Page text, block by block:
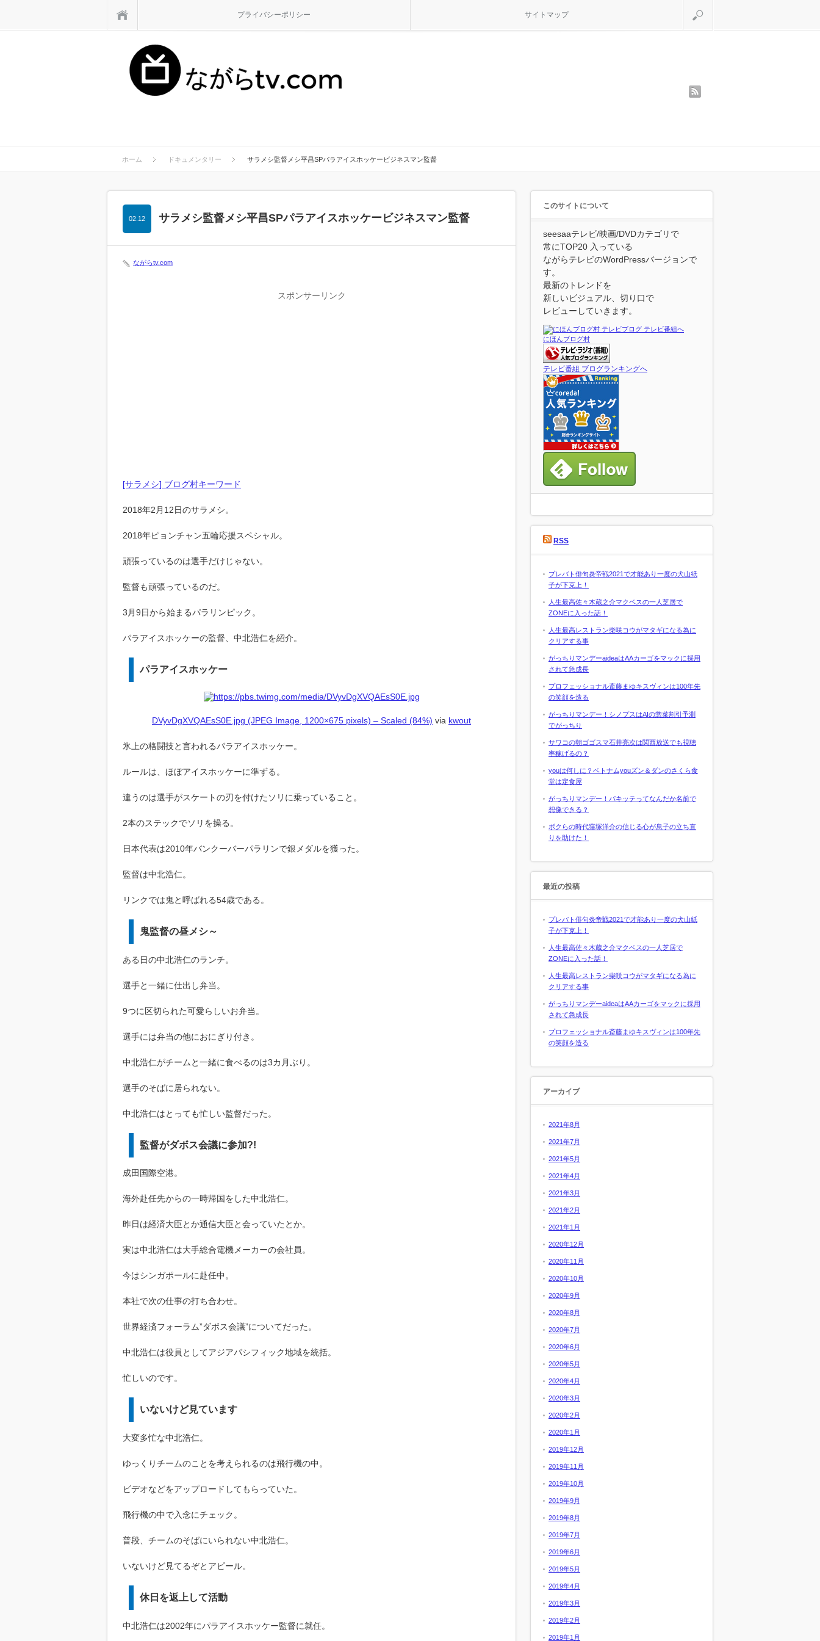
プライバシーポリシー サイトマップ
ホーム ドキュメンタリー サラメシ監督メシ平昌SPパラアイスホッケービジネスマン監督
サラメシ監督メシ平昌SPパラアイスホッケービジネスマン監督
02.12
ながらtv.com
スポンサーリンク
[サラメシ] ブログ村キーワード
2018年2月12日のサラメシ。
2018年ピョンチャン五輪応援スペシャル。
頑張っているのは選手だけじゃない。
監督も頑張っているのだ。
3月9日から始まるパラリンピック。
パラアイスホッケーの監督、中北浩仁を紹介。
パラアイスホッケー
DVyvDgXVQAEsS0E.jpg (JPEG Image, 1200×675 pixels) – Scaled (84%) via kwout
氷上の格闘技と言われるパラアイスホッケー。
ルールは、ほぼアイスホッケーに準ずる。
違うのは選手がスケートの刃を付けたソリに乗っていること。
2本のステックでソリを操る。
日本代表は2010年バンクーバーパラリンで銀メダルを獲った。
監督は中北浩仁。
リンクでは鬼と呼ばれる54歳である。
鬼監督の昼メシ～
ある日の中北浩仁のランチ。
選手と一緒に仕出し弁当。
9つに区切られた可愛らしいお弁当。
選手には弁当の他におにぎり付き。
中北浩仁がチームと一緒に食べるのは3カ月ぶり。
選手のそばに居られない。
中北浩仁はとっても忙しい監督だった。
監督がダボス会議に参加?!
成田国際空港。
海外赴任先からの一時帰国をした中北浩仁。
昨日は経済大臣とか通信大臣と会っていたとか。
実は中北浩仁は大手総合電機メーカーの会社員。
今はシンガポールに赴任中。
本社で次の仕事の打ち合わせ。
世界経済フォーラム”ダボス会議”についてだった。
中北浩仁は役員としてアジアパシフィック地域を統括。
忙しいのです。
いないけど見ています
大変多忙な中北浩仁。
ゆっくりチームのことを考えられるのは飛行機の中。
ビデオなどをアップロードしてもらっていた。
飛行機の中で入念にチェック。
普段、チームのそばにいられない中北浩仁。
いないけど見てるぞとアピール。
休日を返上して活動
中北浩仁は2002年にパラアイスホッケー監督に就任。
このサイトについて
seesaaテレビ/映画/DVDカテゴリで
常にTOP20 入っている
ながらテレビのWordPressバージョンで
す。
最新のトレンドを
新しいビジュアル、切り口で
レビューしていきます。
にほんブログ村
テレビ番組 ブログランキングへ
RSS
プレバト俳句炎帝戦2021で才能あり一度の犬山紙
子が下克上！
人生最高佐々木蔵之介マクベスの一人芝居で
ZONEに入った話！
人生最高レストラン柴咲コウがマタギになる為に
クリアする事
がっちりマンデーaideaはAAカーゴをマックに採用
されて急成長
プロフェッショナル斎藤まゆキスヴィンは100年先
の笑顔を造る
がっちりマンデー！シノプスはAIの惣菜割引予測
でがっちり
サワコの朝ゴゴスマ石井亮次は関西放送でも視聴
率稼げるの？
youは何しに？ベトナムyouズン＆ダンのさくら食
堂は定食屋
がっちりマンデー！パキッテってなんだか名前で
想像できる？
ボクらの時代窪塚洋介の信じる心が息子の立ち直
りを助けた！
最近の投稿
プレバト俳句炎帝戦2021で才能あり一度の犬山紙
子が下克上！
人生最高佐々木蔵之介マクベスの一人芝居で
ZONEに入った話！
人生最高レストラン柴咲コウがマタギになる為に
クリアする事
がっちりマンデーaideaはAAカーゴをマックに採用
されて急成長
プロフェッショナル斎藤まゆキスヴィンは100年先
の笑顔を造る
アーカイブ
2021年8月
2021年7月
2021年5月
2021年4月
2021年3月
2021年2月
2021年1月
2020年12月
2020年11月
2020年10月
2020年9月
2020年8月
2020年7月
2020年6月
2020年5月
2020年4月
2020年3月
2020年2月
2020年1月
2019年12月
2019年11月
2019年10月
2019年9月
2019年8月
2019年7月
2019年6月
2019年5月
2019年4月
2019年3月
2019年2月
2019年1月